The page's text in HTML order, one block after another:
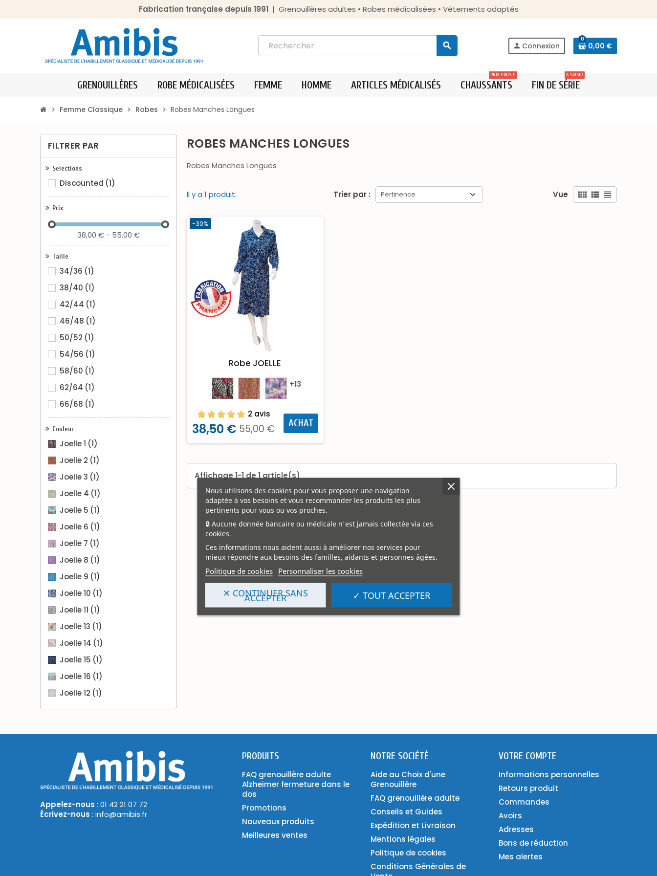
Fabrication française depuis 1991 | Grenouillères adultes • Robes médicalisées • Vêtements adaptés
search person Connexion
0
0,00 €
GRENOUILLÈRES ROBE MÉDICALISÉES FEMME HOMME ARTICLES MÉDICALISÉS CHAUSSANTS
PRIX FOUS !!
FIN DE SÉRIE
A SAISIR
chevron_right Femme Classique chevron_right Robes chevron_right Robes Manches Longues
FILTRER PAR
Selections
Discounted (1)
Prix
38,00 € - 55,00 €
Taille
34/36 (1)
38/40 (1)
42/44 (1)
46/48 (1)
50/52 (1)
54/56 (1)
58/60 (1)
62/64 (1)
66/68 (1)
Couleur
Joelle 1 (1)
Joelle 2 (1)
Joelle 3 (1)
Joelle 4 (1)
Joelle 5 (1)
Joelle 6 (1)
Joelle 7 (1)
Joelle 8 (1)
Joelle 9 (1)
Joelle 10 (1)
Joelle 11 (1)
Joelle 13 (1)
Joelle 14 (1)
Joelle 15 (1)
Joelle 16 (1)
Joelle 12 (1)
ROBES MANCHES LONGUES
Robes Manches Longues
Trier par : Pertinence Vue view_comfy view_list view_headline
Il y a 1 produit.
-30%
Robe JOELLE
+13
2 avis
38,50 € 55,00 € ACHAT
Affichage 1-1 de 1 article(s)
Appelez-nous : 01 42 21 07 72
Écrivez-nous : info@amibis.fr
PRODUITS
FAQ grenouillère adulte
Alzheimer fermeture dans le
dos
Promotions
Nouveaux produits
Meilleures ventes
NOTRE SOCIÉTÉ
Aide au Choix d'une
Grenouillère
FAQ grenouillère adulte
Conseils et Guides
Expédition et Livraison
Mentions légales
Politique de cookies
Conditions Générales de
VOTRE COMPTE
Informations personnelles
Retours produit
Commandes
Avoirs
Adresses
Bons de réduction
Mes alertes
Nous utilisons des cookies pour vous proposer une navigation
adaptée à vos besoins et vous recommander les produits les plus
pertinents pour vous ou vos proches.
🔒 Aucune donnée bancaire ou médicale n'est jamais collectée via ces
cookies.
Ces informations nous aident aussi à améliorer nos services pour
mieux répondre aux besoins des familles, aidants et personnes âgées.
Politique de cookies Personnaliser les cookies
✕ CONTINUER SANS
ACCEPTER ✓ TOUT ACCEPTER